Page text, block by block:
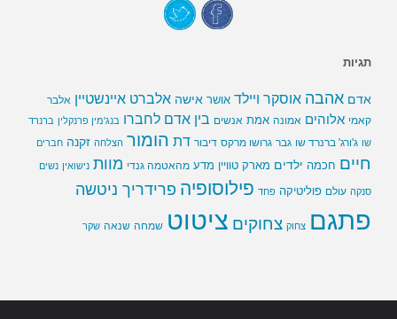
תגיות
אדם אהבה אוסקר ויילד אושר אישה אלברט איינשטיין אלבר
קאמי אלוהים אמונה אמת אנשים בין אדם לחברו בנג'מין פרנקלין ברנרד
שו ג'ורג' ברנרד שו גבר גרושו מרקס דיבור דת הומור הצלחה זקנה חברים
חיים חכמה ילדים מארק טוויין מדע מהאטמה גנדי מוות נישואין נשים
סנקה עולם פוליטיקה פחד פילוסופיה פרידריך ניטשה
פתגם צחוק צחוקים ציטוט שמחה שנאה שקר